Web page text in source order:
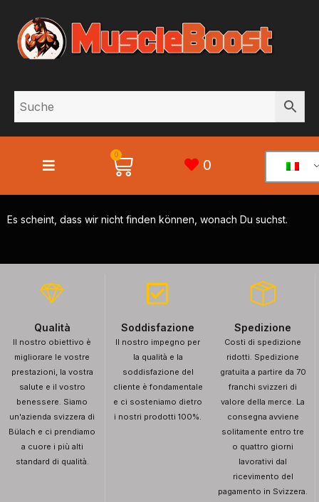
0
0
Es scheint, dass wir nicht finden können, wonach Du suchst.
Qualità
Il nostro obiettivo è
migliorare le vostre
prestazioni, la vostra
salute e il vostro
benessere. Siamo
un'azienda svizzera di
Bülach e ci prendiamo
a cuore i più alti
standard di qualità.
Soddisfazione
Il nostro impegno per
la qualità e la
soddisfazione del
cliente è fondamentale
e ci sosteniamo dietro
i nostri prodotti 100%.
Spedizione
Costi di spedizione
ridotti. Spedizione
gratuita a partire da 70
franchi svizzeri di
valore della merce. La
consegna avviene
solitamente entro tre
o quattro giorni
lavorativi dal
ricevimento del
pagamento in Svizzera.